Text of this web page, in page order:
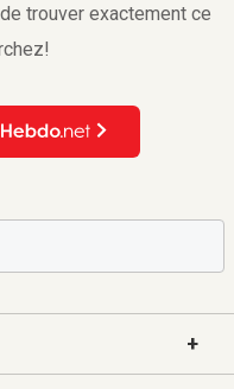
trouver exactement ce
+